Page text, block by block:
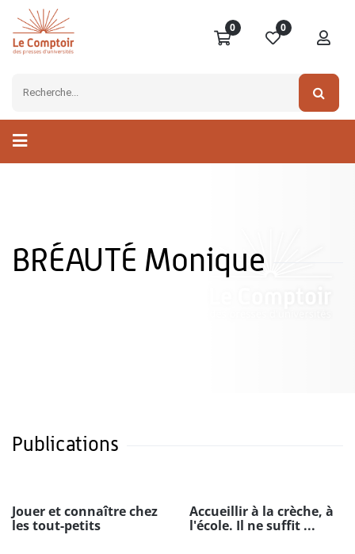
0 0
BRÉAUTÉ Monique
Publications
Jouer et connaître chez
les tout-petits
Accueillir à la crèche, à
l'école. Il ne suffit ...